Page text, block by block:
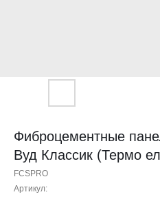
Фиброцементные
Вуд Классик (Термо
FCSPRO
Артикул: